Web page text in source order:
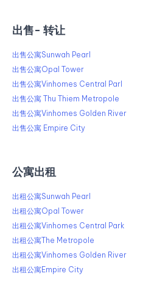
出售​​- 转让
出售公寓Sunwah Pearl
出售公寓Opal Tower
出售公寓Vinhomes Central Parl
出售公寓 Thu Thiem Metropole
出售公寓Vinhomes Golden River
出售公寓 Empire City
公寓出租
出租公寓Sunwah Pearl
出租公寓Opal Tower
出租公寓Vinhomes Central Park
出租公寓The Metropole
出租公寓Vinhomes Golden River
出租公寓Empire City